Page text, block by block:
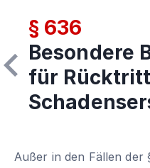
§ 636
Besondere
für
Außer in den Fällen der